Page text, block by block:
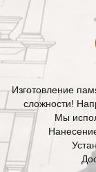
Изготовление
сложности!
Мы